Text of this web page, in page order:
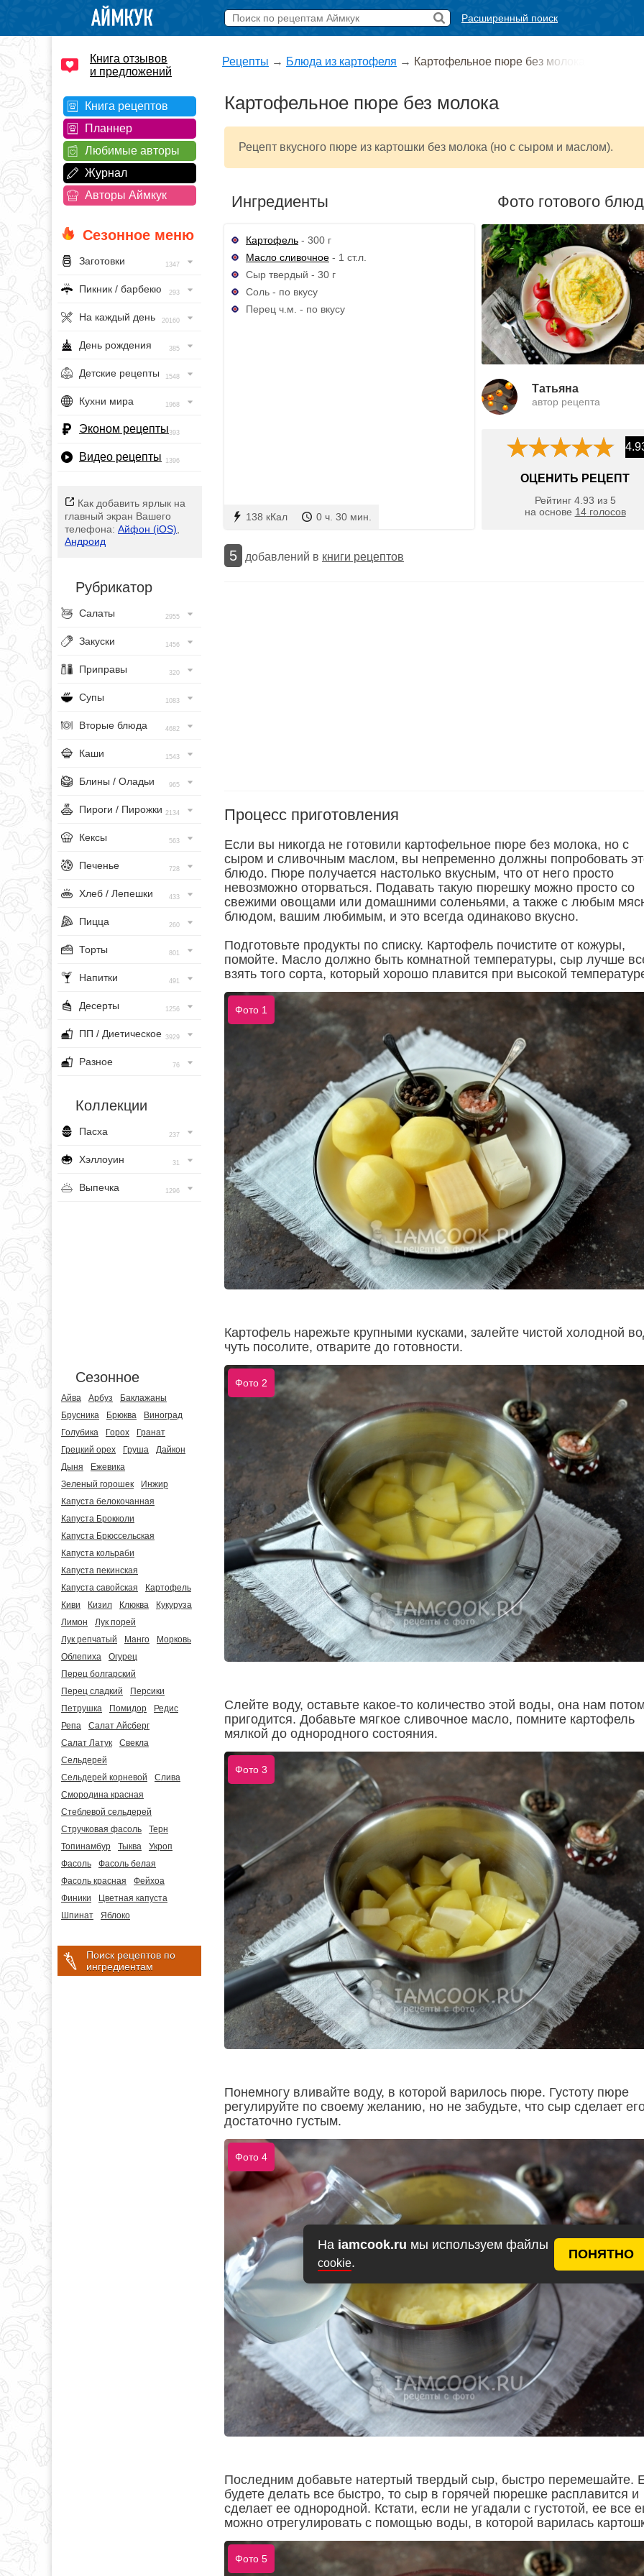
На iamcook.ru мы используем файлы
cookie.
ПОНЯТНО
Расширенный поиск
Книга отзывов
и предложений
Книга рецептов
Планнер
Любимые авторы
Журнал
Авторы Аймкук
Сезонное меню
Заготовки 1347
Пикник / барбекю 293
На каждый день 20160
День рождения 385
Детские рецепты 1548
Кухни мира 1968
Эконом рецепты393
Видео рецепты 1396
Как добавить ярлык на
главный экран Вашего
телефона: Айфон (iOS)
Андроид
Рубрикатор
Салаты 2955
Закуски 1456
Приправы 320
Супы 1083
Вторые блюда 4682
Каши 1543
Блины / Оладьи 965
Пироги / Пирожки 2134
Кексы 563
Печенье 728
Хлеб / Лепешки 433
Пицца 260
Торты 801
Напитки 491
Десерты 1256
ПП / Диетическое 3929
Разное 76
Коллекции
Пасха 237
Хэллоуин 31
Выпечка 1296
Сезонное
Айва Арбуз
Баклажаны
Брусника
Брюква
Виноград
Голубика
Горох
Гранат
Грецкий орех
Груша
Дайкон
Дыня
Ежевика
Зеленый горошек
Инжир
Капуста белокочанная
Капуста Брокколи
Капуста Брюссельская
Капуста кольраби
Капуста пекинская
Капуста савойская
Картофель
Киви
Кизил Клюква
Кукуруза
Лимон
Лук порей
Лук репчатый
Манго
Морковь
Облепиха
Огурец
Перец болгарский
Перец сладкий
Персики
Петрушка
Помидор
Редис
Репа
Салат Айсберг
Салат Латук
Свекла
Сельдерей
Сельдерей корневой
Слива
Смородина красная
Стеблевой сельдерей
Стручковая фасоль
Терн
Топинамбур
Тыква
Укроп
Фасоль
Фасоль белая
Фасоль красная
Фейхоа
Финики
Цветная капуста
Шпинат
Яблоко
Поиск рецептов по
ингредиентам
Рецепты → Блюда из картофеля → Картофельное пюре без молока
Картофельное пюре без молока
Рецепт вкусного пюре из картошки без молока (но с сыром и маслом).
Ингредиенты
Картофель - 300 г
Масло сливочное - 1 ст.л.
Сыр твердый - 30 г
Соль - по вкусу
Перец ч.м. - по вкусу
138 кКал 0 ч. 30 мин.
Фото готового
Татьяна
автор рецепта
ОЦЕНИТЬ РЕЦЕПТ
Рейтинг 4.93 из 5
на основе 14голосов
5 добавлений в книги рецептов
Процесс приготовления
Если вы никогда не готовили картофельное пюре без молока, но с
сыром и сливочным маслом, вы непременно должны попробовать
блюдо. Пюре получается настолько вкусным, что от него просто
невозможно оторваться. Подавать такую пюрешку можно просто со
свежими овощами или домашними соленьями, а также с любым
блюдом, вашим любимым, и это всегда одинаково вкусно.
Подготовьте продукты по списку. Картофель почистите от кожуры,
помойте. Масло должно быть комнатной температуры, сыр лучше
взять того сорта, который хорошо плавится при высокой
Фото 1
Картофель нарежьте крупными кусками, залейте чистой холодной
чуть посолите, отварите до готовности.
Фото 2
Слейте воду, оставьте какое-то количество этой воды, она нам
пригодится. Добавьте мягкое сливочное масло, помните картофель
мялкой до однородного состояния.
Фото 3
Понемногу вливайте воду, в которой варилось пюре. Густоту пюре
регулируйте по своему желанию, но не забудьте, что сыр сделает
достаточно густым.
Фото 4
Последним добавьте натертый твердый сыр, быстро перемешайте.
будете делать все быстро, то сыр в горячей пюрешке расплавится и
сделает ее однородной. Кстати, если не угадали с густотой, ее все
можно отрегулировать с помощью воды, в которой варилась
Фото 5